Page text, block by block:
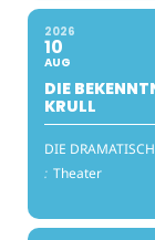
2026
10
AUG
DIE
KRULL
DIE
: Theater